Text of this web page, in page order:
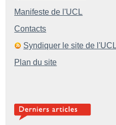
Manifeste de l'UCL
Contacts
Syndiquer le site de l'UCL
Plan du site